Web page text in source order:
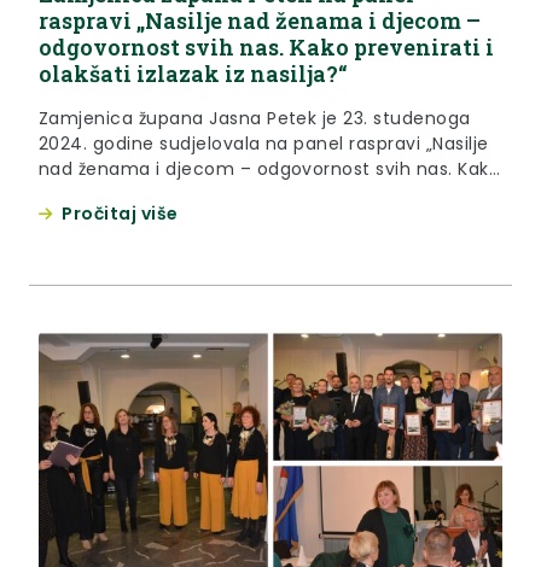
raspravi „Nasilje nad ženama i djecom –
odgovornost svih nas. Kako prevenirati i
olakšati izlazak iz nasilja?“
Zamjenica župana Jasna Petek je 23. studenoga
2024. godine sudjelovala na panel raspravi „Nasilje
nad ženama i djecom – odgovornost svih nas. Kako
sklopu obilježavanja Međunarodnog dana borbe
Pročitaj više